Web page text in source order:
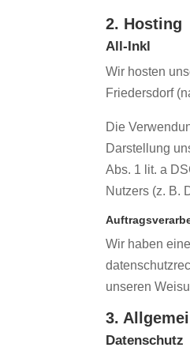
2. Hosting
All-Inkl
Wir hosten
Friedersdorf
Die
Darstellung
Abs. 1 lit. a
Nutzers (z. B.
Wir haben
unseren
3.
Datenschutz